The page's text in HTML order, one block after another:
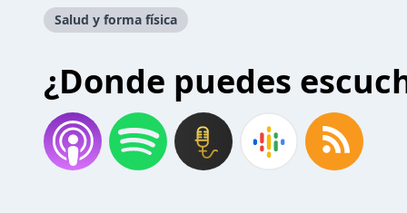
Salud y forma física
¿Donde puedes